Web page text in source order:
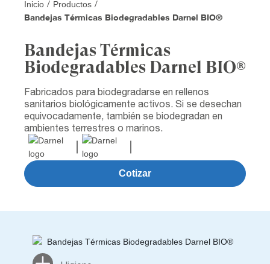
Inicio / Productos /
Bandejas Térmicas Biodegradables Darnel BIO®
Bandejas Térmicas
Biodegradables Darnel BIO®
Fabricados para biodegradarse en rellenos
sanitarios biológicamente activos. Si se desechan
equivocadamente, también se biodegradan en
ambientes terrestres o marinos.
Cotizar